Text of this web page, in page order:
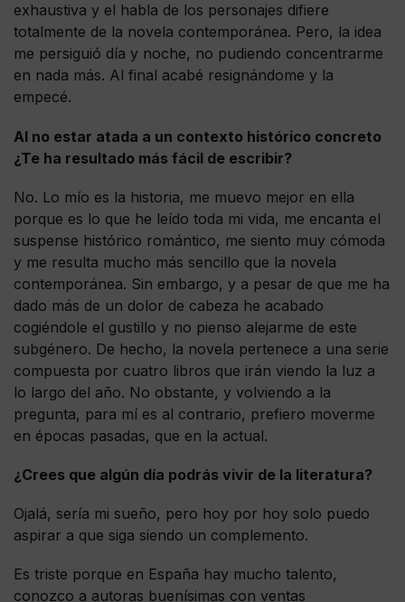
exhaustiva y el habla de los personajes difiere
totalmente de la novela contemporánea. Pero, la idea
me persiguió día y noche, no pudiendo concentrarme
en nada más. Al final acabé resignándome y la
empecé.
Al no estar atada a un contexto histórico concreto
¿Te ha resultado más fácil de escribir?
No. Lo mío es la historia, me muevo mejor en ella
porque es lo que he leído toda mi vida, me encanta el
suspense histórico romántico, me siento muy cómoda
y me resulta mucho más sencillo que la novela
contemporánea. Sin embargo, y a pesar de que me ha
dado más de un dolor de cabeza he acabado
cogiéndole el gustillo y no pienso alejarme de este
subgénero. De hecho, la novela pertenece a una serie
compuesta por cuatro libros que irán viendo la luz a
lo largo del año. No obstante, y volviendo a la
pregunta, para mí es al contrario, prefiero moverme
en épocas pasadas, que en la actual.
¿Crees que algún día podrás vivir de la literatura?
Ojalá, sería mi sueño, pero hoy por hoy solo puedo
aspirar a que siga siendo un complemento.
Es triste porque en España hay mucho talento,
conozco a autoras buenísimas con ventas